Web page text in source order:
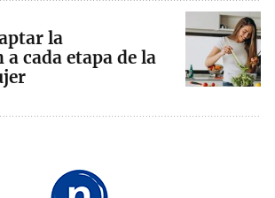
la
cada etapa de la